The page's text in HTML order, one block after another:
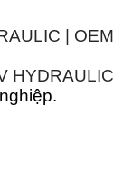
|